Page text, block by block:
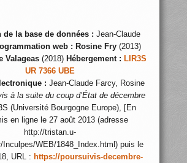
de la base de données : Jean-Claude
web : Rosine Fry(2013)
Valageas (2018) Hébergement : LIR3S
UR 7366 UBE
: Jean-Claude Farcy, Rosine
à la suite du coup d’État de décembre
(Université Bourgogne Europe), [En
en ligne le 27 août 2013 (adresse
http://tristan.u-
Inculpes/WEB/1848_Index.html) puis le
URL : https://poursuivis-decembre-